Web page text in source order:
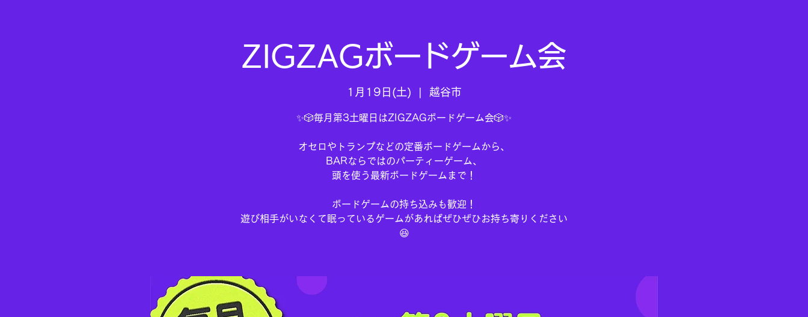
ZIGZAGボードゲーム会
1月19日(土) 越谷市
✨🎲毎月第3土曜日はZIGZAGボードゲーム会🎲✨
オセロやトランプなどの定番ボードゲームから、
BARならではのパーティーゲーム、
頭を使う最新ボードゲームまで！
ボードゲームの持ち込みも歓迎！
遊び相手がいなくて眠っているゲームがあればぜひぜひお持ち寄りください
😆